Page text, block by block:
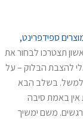
ספידפרינט,
תצטרכו לבחור את
להצבת הבלוק – על
למשל. בשלב הבא
באמת סיבה
משם ימשיך